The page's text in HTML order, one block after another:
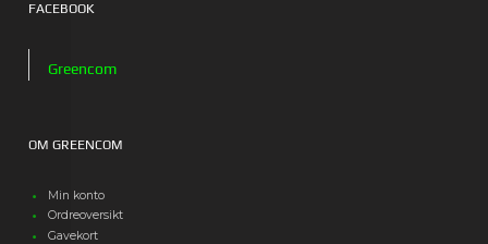
FACEBOOK
Greencom
OM GREENCOM
Min konto
Ordreoversikt
Gavekort